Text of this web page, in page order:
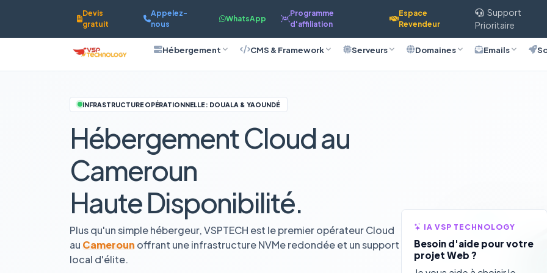
Devis
gratuit
Appelez-
nous
WhatsApp
Programme
d'affiliation
Espace
Revendeur
Support
Prioritaire
Hébergement CMS & Framework Serveurs Domaines Emails
INFRASTRUCTURE OPÉRATIONNELLE : DOUALA & YAOUNDÉ
Hébergement Cloud au
Cameroun
Haute Disponibilité.
Plus qu'un simple hébergeur, VSPTECH est le premier opérateur Cloud
au Cameroun offrant une infrastructure NVMe redondée et un support
local d'élite.
IA VSP TECHNOLOGY
Besoin d'aide pour votre
projet Web ?